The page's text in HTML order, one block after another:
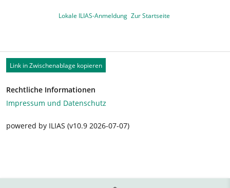
Lokale ILIAS-Anmeldung Zur Startseite
Link in Zwischenablage kopieren
Rechtliche Informationen
Impressum und Datenschutz
powered by ILIAS (v10.9 2026-07-07)